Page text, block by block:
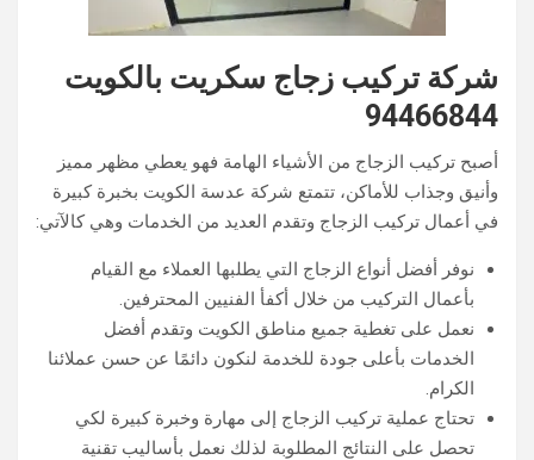
شركة تركيب زجاج سكريت بالكويت
94466844
أصبح تركيب الزجاج من الأشياء الهامة فهو يعطي مظهر مميز
وأنيق وجذاب للأماكن، تتمتع شركة عدسة الكويت بخبرة كبيرة
في أعمال تركيب الزجاج وتقدم العديد من الخدمات وهي كالآتي:
نوفر أفضل أنواع الزجاج التي يطلبها العملاء مع القيام
بأعمال التركيب من خلال أكفأ الفنيين المحترفين.
نعمل على تغطية جميع مناطق الكويت وتقدم أفضل
الخدمات بأعلى جودة للخدمة لنكون دائمًا عن حسن عملائنا
الكرام.
تحتاج عملية تركيب الزجاج إلى مهارة وخبرة كبيرة لكي
تحصل على النتائج المطلوبة لذلك نعمل بأساليب تقنية